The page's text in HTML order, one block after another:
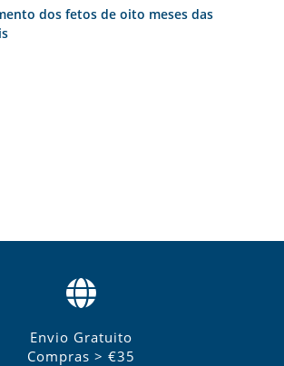
dos fetos de oito meses das
Envio Gratuito
Compras > €35